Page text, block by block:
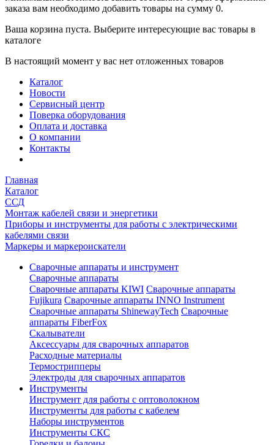
заказа вам необходимо добавить товары на сумму 0.
Ваша корзина пуста. Выберите интересующие вас товары в
каталоге
В настоящий момент у вас нет отложенных товаров
Каталог
Новости
Сервисный центр
Поверка оборудования
Оплата и доставка
О компании
Контакты
Главная
Каталог
ССД
Монтаж кабелей связи и энергетики
Приборы и инструменты для работы с электрическими
кабелями связи
Маркеры и маркероискатели
Сварочные аппараты и инструмент
Сварочные аппараты
Сварочные аппараты KIWI Сварочные аппараты
Fujikura Сварочные аппараты INNO Instrument
Сварочные аппараты ShinewayTech Cварочные
аппараты FiberFox
Скалыватели
Аксессуары для сварочных аппаратов
Расходные материалы
Термострипперы
Электроды для сварочных аппаратов
Инструменты
Инструмент для работы с оптоволокном
Инструменты для работы с кабелем
Наборы инструментов
Инструменты СКС